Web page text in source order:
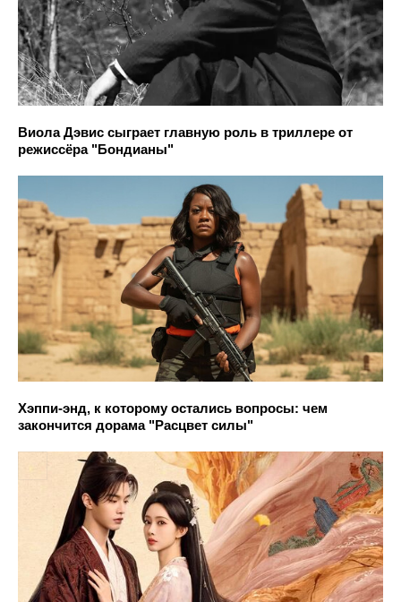
Виола Дэвис сыграет главную роль в триллере от
режиссёра "Бондианы"
Хэппи-энд, к которому остались вопросы: чем
закончится дорама "Расцвет силы"